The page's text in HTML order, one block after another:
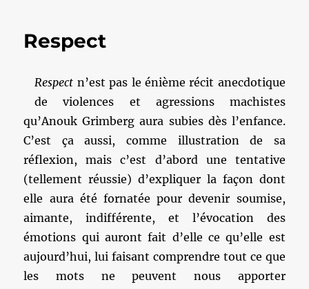
Respect
Respect n’est pas le énième récit anecdotique
de violences et agressions machistes
qu’Anouk Grimberg aura subies dès l’enfance.
C’est ça aussi, comme illustration de sa
réflexion, mais c’est d’abord une tentative
(tellement réussie) d’expliquer la façon dont
elle aura été fornatée pour devenir soumise,
aimante, indifférente, et l’évocation des
émotions qui auront fait d’elle ce qu’elle est
aujourd’hui, lui faisant comprendre tout ce que
les mots ne peuvent nous apporter